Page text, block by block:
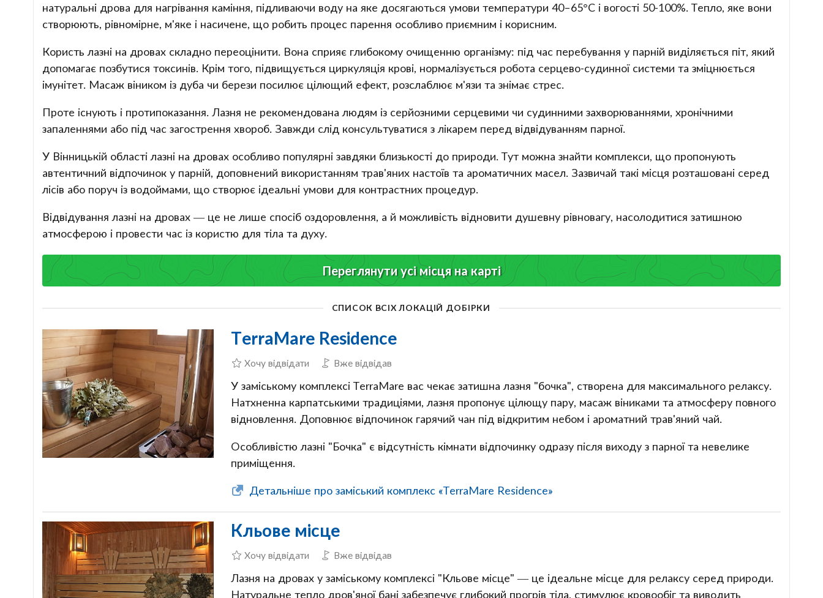
натуральні дрова для нагрівання каміння, підливаючи воду на яке досягаються умови температури 40–65°С і вогості 50-100%. Тепло, яке вони
створюють, рівномірне, м'яке і насичене, що робить процес парення особливо приємним і корисним.
Користь лазні на дровах складно переоцінити. Вона сприяє глибокому очищенню організму: під час перебування у парній виділяється піт, який
допомагає позбутися токсинів. Крім того, підвищується циркуляція крові, нормалізується робота серцево-судинної системи та зміцнюється
імунітет. Масаж віником із дуба чи берези посилює цілющий ефект, розслаблює м'язи та знімає стрес.
Проте існують і протипоказання. Лазня не рекомендована людям із серйозними серцевими чи судинними захворюваннями, хронічними
запаленнями або під час загострення хвороб. Завжди слід консультуватися з лікарем перед відвідуванням парної.
У Вінницькій області лазні на дровах особливо популярні завдяки близькості до природи. Тут можна знайти комплекси, що пропонують
автентичний відпочинок у парній, доповнений використанням трав'яних настоїв та ароматичних масел. Зазвичай такі місця розташовані серед
лісів або поруч із водоймами, що створює ідеальні умови для контрастних процедур.
Відвідування лазні на дровах — це не лише спосіб оздоровлення, а й можливість відновити душевну рівновагу, насолодитися затишною
атмосферою і провести час із користю для тіла та духу.
Переглянути усі місця на карті
СПИСОК ВСІХ ЛОКАЦІЙ ДОБІРКИ
TerraMare Residence
Хочу відвідати Вже відвідав
У заміському комплексі TerraMare вас чекає затишна лазня "бочка", створена для максимального релаксу.
Натхненна карпатськими традиціями, лазня пропонує цілющу пару, масаж віниками та атмосферу повного
відновлення. Доповнює відпочинок гарячий чан під відкритим небом і ароматний трав'яний чай.
Особливістю лазні "Бочка" є відсутність кімнати відпочинку одразу після виходу з парної та невелике
приміщення.
Детальніше про заміський комплекс «TerraMare Residence»
Кльове місце
Хочу відвідати Вже відвідав
Лазня на дровах у заміському комплексі "Кльове місце" — це ідеальне місце для релаксу серед природи.
Натуральне тепло дров'яної бані забезпечує глибокий прогрів тіла, стимулює кровообіг та виводить